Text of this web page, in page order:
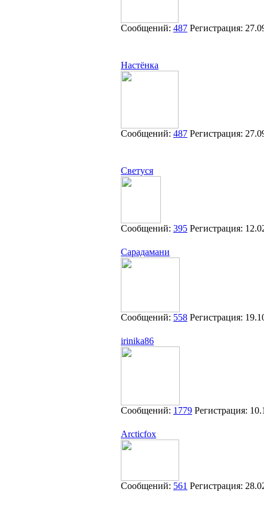
Сообщений: 487 Регистрация:
Настёнка
Сообщений: 487 Регистрация:
Светуся
Сообщений: 395 Регистрация:
Сарадамани
Сообщений: 558 Регистрация:
irinika86
Сообщений: 1779 Регистрация:
Arcticfox
Сообщений: 561 Регистрация: